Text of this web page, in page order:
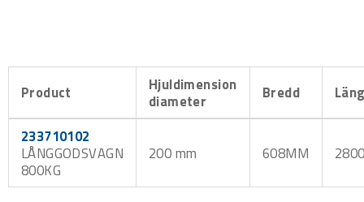
Product
Hjuldimension
diameter
Bredd
233710102
LÅNGGODSVAGN
800KG
200 mm 608MM